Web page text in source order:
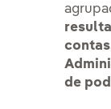
de